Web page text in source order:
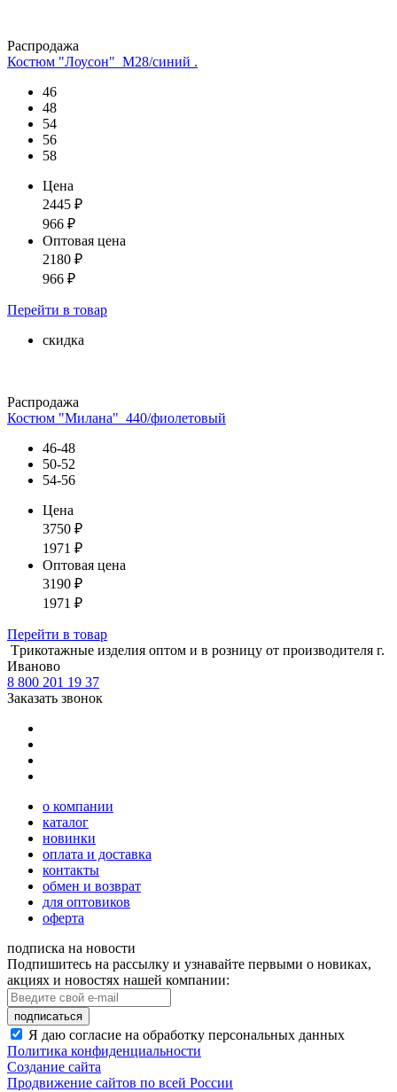
Распродажа
Костюм "Лоусон"_М28/синий .
46
48
54
56
58
Цена
2445 ₽
966 ₽
Оптовая цена
2180 ₽
966 ₽
Перейти в товар
скидка
Распродажа
Костюм "Милана"_440/фиолетовый
46-48
50-52
54-56
Цена
3750 ₽
1971 ₽
Оптовая цена
3190 ₽
1971 ₽
Перейти в товар
Tрикотажные изделия оптом и в розницу от производителя г.
Иваново
8 800 201 19 37
Заказать звонок
о компании
каталог
новинки
оплата и доставка
контакты
обмен и возврат
для оптовиков
оферта
подписка на новости
Подпишитесь на рассылку и узнавайте первыми о новиках,
акциях и новостях нашей компании:
подписаться
Я даю согласие на обработку персональных данных
Политика конфиденциальности
Создание сайта
Продвижение сайтов по всей России